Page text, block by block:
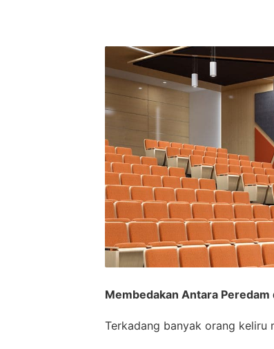
Membedakan Antara Peredam
Terkadang banyak orang